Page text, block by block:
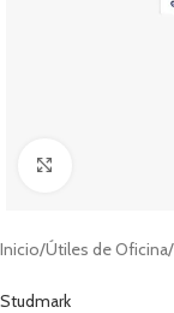
Inicio Útiles de Oficina
Studmark